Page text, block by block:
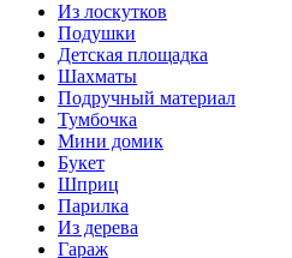
Из лоскутков
Подушки
Детская площадка
Шахматы
Подручный материал
Тумбочка
Мини домик
Букет
Шприц
Парилка
Из дерева
Гараж